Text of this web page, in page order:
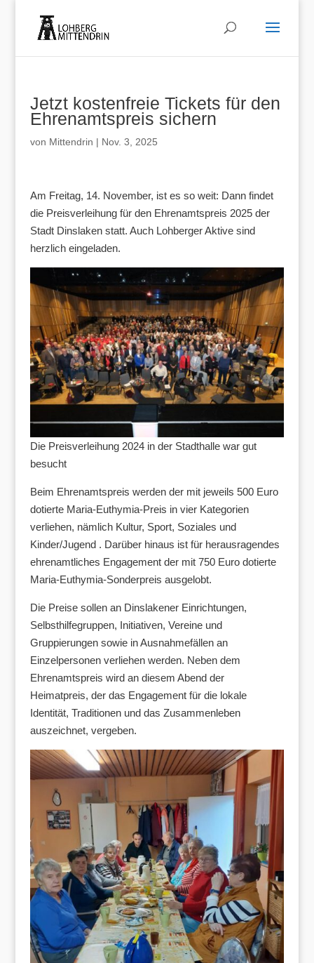
Jetzt kostenfreie Tickets für den
Ehrenamtspreis sichern
von Mittendrin | Nov. 3, 2025
Am Freitag, 14. November, ist es so weit: Dann findet
die Preisverleihung für den Ehrenamtspreis 2025 der
Stadt Dinslaken statt. Auch Lohberger Aktive sind
herzlich eingeladen.
Die Preisverleihung 2024 in der Stadthalle war gut
besucht
Beim Ehrenamtspreis werden der mit jeweils 500 Euro
dotierte Maria-Euthymia-Preis in vier Kategorien
verliehen, nämlich Kultur, Sport, Soziales und
Kinder/Jugend . Darüber hinaus ist für herausragendes
ehrenamtliches Engagement der mit 750 Euro dotierte
Maria-Euthymia-Sonderpreis ausgelobt.
Die Preise sollen an Dinslakener Einrichtungen,
Selbsthilfegruppen, Initiativen, Vereine und
Gruppierungen sowie in Ausnahmefällen an
Einzelpersonen verliehen werden. Neben dem
Ehrenamtspreis wird an diesem Abend der
Heimatpreis, der das Engagement für die lokale
Identität, Traditionen und das Zusammenleben
auszeichnet, vergeben.